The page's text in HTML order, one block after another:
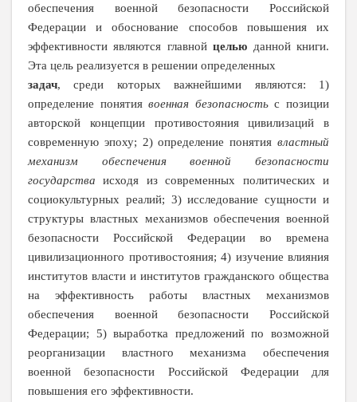
обеспечения военной безопасности Российской
Федерации и обоснование способов повышения их
эффективности являются главнойцелью данной книги.
Эта цель реализуется в решении определенных
задач, среди которых важнейшими являются:
1)
определение понятиявоенная безопасностьс позиции
авторской концепции противостояния цивилизаций в
современную эпоху; 2) определение понятия властный
механизм обеспечения военной безопасности
государства исходя из современных политических и
социокультурных реалий; 3) исследование сущности и
структуры властных механизмов обеспечения военной
безопасности Российской Федерации во времена
цивилизационного противостояния; 4) изучение влияния
институтов власти и институтов гражданского общества
на эффективность работы властных механизмов
обеспечения военной безопасности Российской
Федерации;
5) выработка предложений по возможной
реорганизации властного механизма обеспечения
военной безопасности Российской Федерации для
повышения его эффективности.